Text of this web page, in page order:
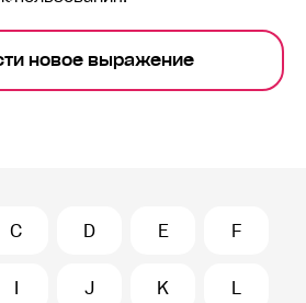
новое выражение
C D E F
I J K L